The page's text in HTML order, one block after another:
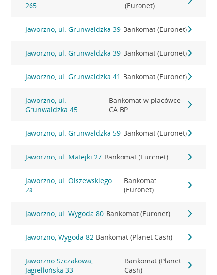
265
(Euronet)
Jaworzno, ul. Grunwaldzka 39 Bankomat (Euronet)
Jaworzno, ul. Grunwaldzka 39 Bankomat (Euronet)
Jaworzno, ul. Grunwaldzka 41 Bankomat (Euronet)
Jaworzno, ul.
Grunwaldzka 45
Bankomat w placówce
CA BP
Jaworzno, ul. Grunwaldzka 59 Bankomat (Euronet)
Jaworzno, ul. Matejki 27 Bankomat (Euronet)
Jaworzno, ul. Olszewskiego
2a
Bankomat
(Euronet)
Jaworzno, ul. Wygoda 80 Bankomat (Euronet)
Jaworzno, Wygoda 82 Bankomat (Planet Cash)
Jaworzno Szczakowa,
Jagiellońska 33
Bankomat (Planet
Cash)